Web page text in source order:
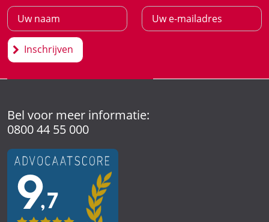
Inschrijven
Bel voor meer informatie:
0800 44 55 000